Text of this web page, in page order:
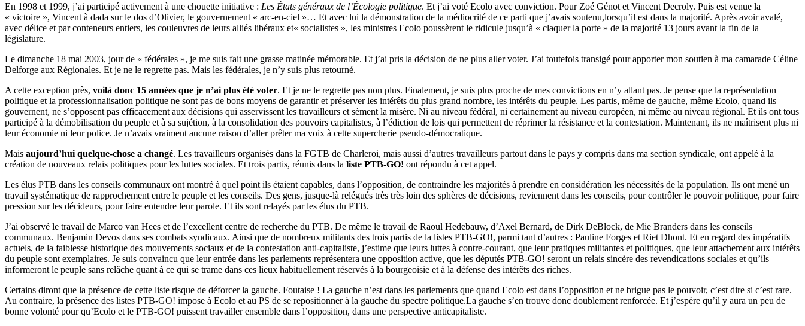
En 1998 et 1999, j’ai participé activement à une chouette initiative : Les États généraux de l’Écologie politique. Et j’ai voté Ecolo avec conviction. Pour Zoé Génot et Vincent Decroly. Puis est venue la
« victoire », Vincent à dada sur le dos d’Olivier, le gouvernement « arc-en-ciel »… Et avec lui la démonstration de la médiocrité de ce parti que j’avais soutenu,lorsqu’il est dans la majorité. Après avoir avalé,
avec délice et par conteneurs entiers, les couleuvres de leurs alliés libéraux et« socialistes », les ministres Ecolo poussèrent le ridicule jusqu’à « claquer la porte » de la majorité 13 jours avant la fin de la
législature.
Le dimanche 18 mai 2003, jour de « fédérales », je me suis fait une grasse matinée mémorable. Et j’ai pris la décision de ne plus aller voter. J’ai toutefois transigé pour apporter mon soutien à ma camarade Céline
Delforge aux Régionales. Et je ne le regrette pas. Mais les fédérales, je n’y suis plus retourné.
A cette exception près, voilà donc 15 années que je n’ai plus été voter. Et je ne le regrette pas non plus. Finalement, je suis plus proche de mes convictions en n’y allant pas. Je pense que la représentation
politique et la professionnalisation politique ne sont pas de bons moyens de garantir et préserver les intérêts du plus grand nombre, les intérêts du peuple. Les partis, même de gauche, même Ecolo, quand ils
gouvernent, ne s’opposent pas efficacement aux décisions qui asservissent les travailleurs et sèment la misère. Ni au niveau fédéral, ni certainement au niveau européen, ni même au niveau régional. Et ils ont tous
participé à la démobilisation du peuple et à sa sujétion, à la consolidation des pouvoirs capitalistes, à l’édiction de lois qui permettent de réprimer la résistance et la contestation. Maintenant, ils ne maîtrisent plus ni
leur économie ni leur police. Je n’avais vraiment aucune raison d’aller prêter ma voix à cette supercherie pseudo-démocratique.
Mais aujourd’hui quelque-chose a changé. Les travailleurs organisés dans la FGTB de Charleroi, mais aussi d’autres travailleurs partout dans le pays y compris dans ma section syndicale, ont appelé à la
création de nouveaux relais politiques pour les luttes sociales. Et trois partis, réunis dans la liste PTB-GO! ont répondu à cet appel.
Les élus PTB dans les conseils communaux ont montré à quel point ils étaient capables, dans l’opposition, de contraindre les majorités à prendre en considération les nécessités de la population. Ils ont mené un
travail systématique de rapprochement entre le peuple et les conseils. Des gens, jusque-là relégués très très loin des sphères de décisions, reviennent dans les conseils, pour contrôler le pouvoir politique, pour faire
pression sur les décideurs, pour faire entendre leur parole. Et ils sont relayés par les élus du PTB.
J’ai observé le travail de Marco van Hees et de l’excellent centre de recherche du PTB. De même le travail de Raoul Hedebauw, d’Axel Bernard, de Dirk DeBlock, de Mie Branders dans les conseils
communaux. Benjamin Devos dans ses combats syndicaux. Ainsi que de nombreux militants des trois partis de la listes PTB-GO!, parmi tant d’autres : Pauline Forges et Riet Dhont. Et en regard des impératifs
actuels, de la faiblesse historique des mouvements sociaux et de la contestation anti-capitaliste, j’estime que leurs luttes à contre-courant, que leur pratiques militantes et politiques, que leur attachement aux intérêts
du peuple sont exemplaires. Je suis convaincu que leur entrée dans les parlements représentera une opposition active, que les députés PTB-GO! seront un relais sincère des revendications sociales et qu’ils
informeront le peuple sans relâche quant à ce qui se trame dans ces lieux habituellement réservés à la bourgeoisie et à la défense des intérêts des riches.
Certains diront que la présence de cette liste risque de déforcer la gauche. Foutaise ! La gauche n’est dans les parlements que quand Ecolo est dans l’opposition et ne brigue pas le pouvoir, c’est dire si c’est rare.
Au contraire, la présence des listes PTB-GO! impose à Ecolo et au PS de se repositionner à la gauche du spectre politique.La gauche s’en trouve donc doublement renforcée. Et j’espère qu’il y aura un peu de
bonne volonté pour qu’Ecolo et le PTB-GO! puissent travailler ensemble dans l’opposition, dans une perspective anticapitaliste.